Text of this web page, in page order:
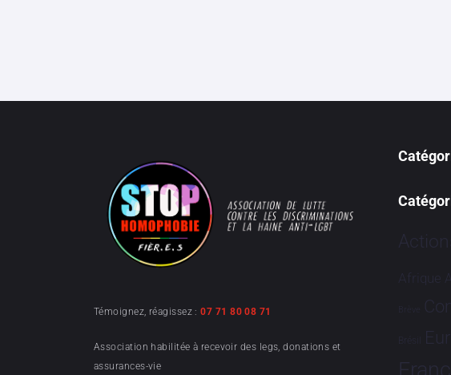
Témoignez, réagissez :07 71 80 08 71
Association habilitée à recevoir des legs, donations et
assurances-vie
Afrique
Brève
Brésil